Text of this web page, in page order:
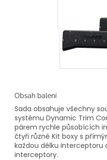
Obsah balení
Sada obsahuje všechny
systému Dynamic Trim
párem rychle působících
čtyři různé Kit boxy s
každou délku interceptoru
interceptory.